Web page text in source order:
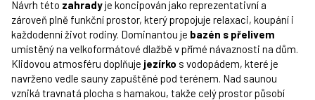
Návrh této zahradyje koncipován jako reprezentativní a
zároveň plně funkční prostor, který propojuje relaxaci, koupání i
každodenní život rodiny. Dominantou je bazén s přelivem
umístěný na velkoformátové dlažbě v přímé návaznosti na dům.
Klidovou atmosféru doplňuje jezírko s vodopádem, které je
navrženo vedle sauny zapuštěné pod terénem. Nad saunou
vzniká travnatá plocha s hamakou, takže celý prostor působí